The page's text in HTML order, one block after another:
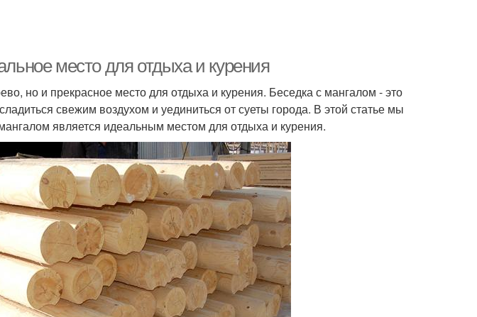
место для отдыха и курения
но и прекрасное место для отдыха и курения. Беседка с мангалом - это
свежим воздухом и уединиться от суеты города. В этой статье мы
является идеальным местом для отдыха и курения.